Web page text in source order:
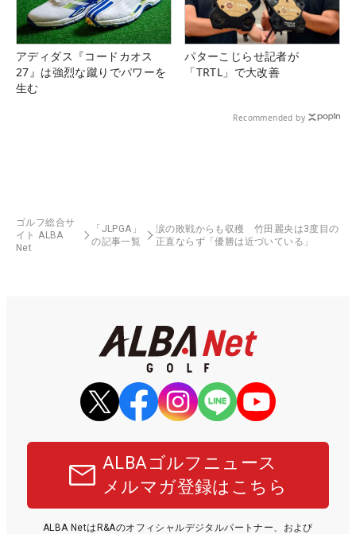
アディダス『コードカオス
27』は強烈な蹴りでパワーを
生む
パターこじらせ記者が
「TRTL」で大改善
Recommended by
ゴルフ総合サ
イト ALBA
Net
「JLPGA」
の記事一覧
涙の敗戦からも収穫 竹田麗央は3度目の
正直ならず「優勝は近づいている」
ALBAゴルフニュース
メルマガ登録はこちら
ALBA NetはR&Aのオフィシャルデジタルパートナー、および